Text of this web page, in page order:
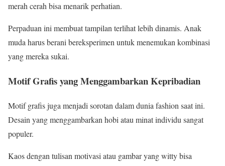
merah cerah bisa menarik perhatian.
Perpaduan ini membuat tampilan terlihat lebih dinamis. Anak
muda harus berani bereksperimen untuk menemukan kombinasi
yang mereka sukai.
Motif Grafis yang Menggambarkan Kepribadian
Motif grafis juga menjadi sorotan dalam dunia fashion saat ini.
Desain yang menggambarkan hobi atau minat individu sangat
populer.
Kaos dengan tulisan motivasi atau gambar yang witty bisa